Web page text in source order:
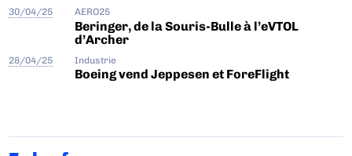
30/04/25 AERO25
Beringer, de la Souris-Bulle à l’eVTOL
d’Archer
28/04/25 Industrie
Boeing vend Jeppesen et ForeFlight